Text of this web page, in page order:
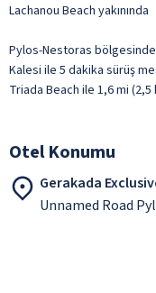
Lachanou Beach yakınında
Pylos-Nestoras
Kalesi ile 5 dakika sürüş
Triada Beach ile 1,6 mi
Otel Konumu
Gerakada
Unnamed Road